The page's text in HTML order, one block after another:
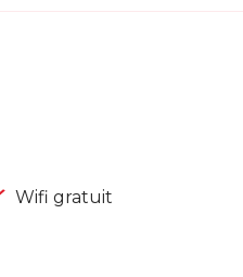
Wifi gratuit